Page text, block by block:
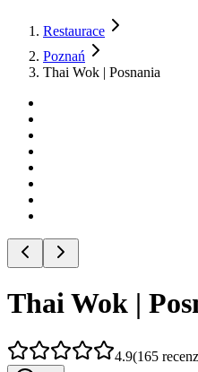
Restaurace
Poznań
Thai Wok | Posnania
Thai Wok |
4.9(165